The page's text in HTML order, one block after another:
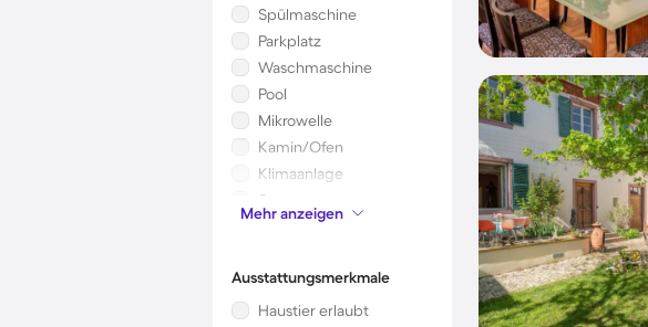
Spülmaschine
Parkplatz
Waschmaschine
Pool
Mikrowelle
Kamin/Ofen
Klimaanlage
Sauna
Kinderbett
Mehr anzeigen
Ausstattungsmerkmale
Haustier erlaubt